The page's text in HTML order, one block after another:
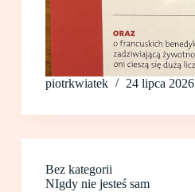
piotrkwiatek 24 lipca 2026
Bez kategorii
NIgdy nie jesteś sam